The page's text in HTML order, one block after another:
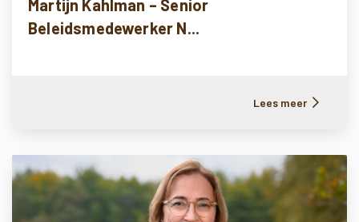
Martijn Kahlman – Senior
Beleidsmedewerker N...
Lees meer